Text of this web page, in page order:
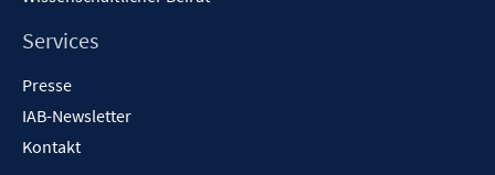
Services
Presse
IAB-Newsletter
Kontakt